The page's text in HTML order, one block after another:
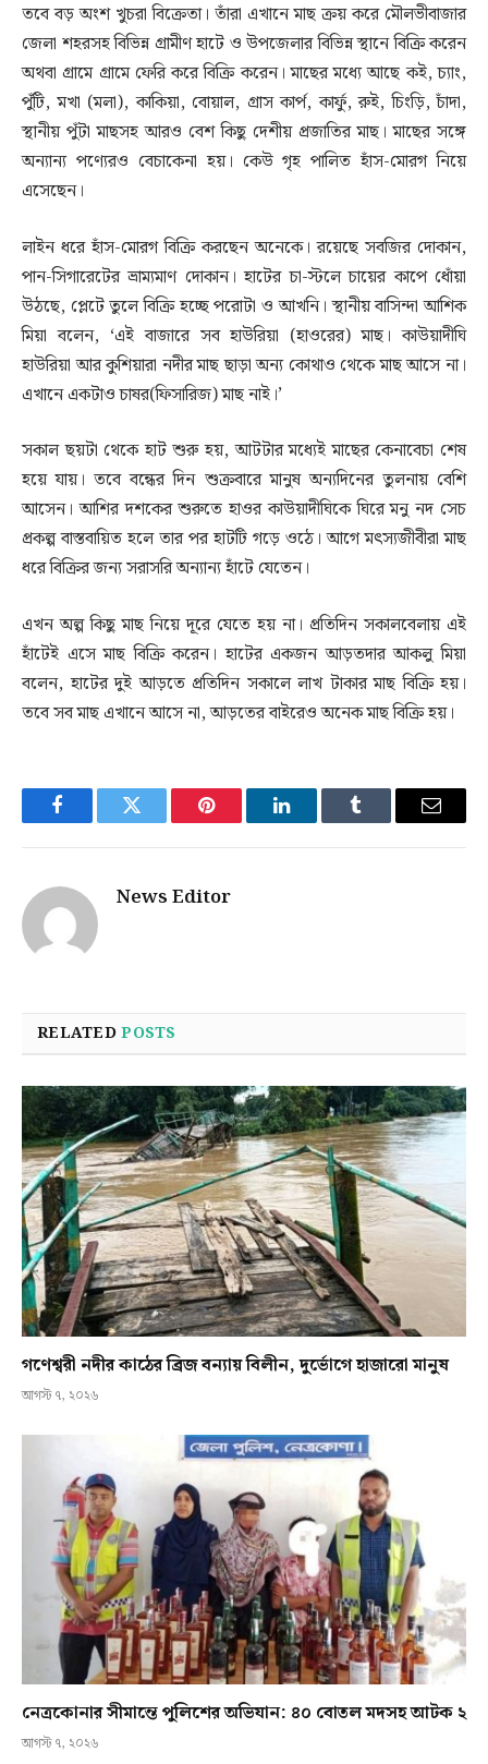
তবে বড় অংশ খুচরা বিক্রেতা। তাঁরা এখানে মাছ ক্রয় করে মৌলভীবাজার
জেলা শহরসহ বিভিন্ন গ্রামীণ হাটে ও উপজেলার বিভিন্ন স্থানে বিক্রি করেন
অথবা গ্রামে গ্রামে ফেরি করে বিক্রি করেন। মাছের মধ্যে আছে কই, চ্যাং,
পুঁটি, মখা (মলা), কাকিয়া, বোয়াল, গ্রাস কার্প, কার্ফু, রুই, চিংড়ি, চাঁদা,
স্থানীয় পুঁটা মাছসহ আরও বেশ কিছু দেশীয় প্রজাতির মাছ। মাছের সঙ্গে
অন্যান্য পণ্যেরও বেচাকেনা হয়। কেউ গৃহ পালিত হাঁস-মোরগ নিয়ে
এসেছেন।
লাইন ধরে হাঁস-মোরগ বিক্রি করছেন অনেকে। রয়েছে সবজির দোকান,
পান-সিগারেটের ভ্রাম্যমাণ দোকান। হাটের চা-স্টলে চায়ের কাপে ধোঁয়া
উঠছে, প্লেটে তুলে বিক্রি হচ্ছে পরোটা ও আখনি। স্থানীয় বাসিন্দা আশিক
মিয়া বলেন, ‘এই বাজারে সব হাউরিয়া (হাওরের) মাছ। কাউয়াদীঘি
হাউরিয়া আর কুশিয়ারা নদীর মাছ ছাড়া অন্য কোথাও থেকে মাছ আসে না।
এখানে একটাও চাষর(ফিসারিজ) মাছ নাই।’
সকাল ছয়টা থেকে হাট শুরু হয়, আটটার মধ্যেই মাছের কেনাবেচা শেষ
হয়ে যায়। তবে বন্ধের দিন শুক্রবারে মানুষ অন্যদিনের তুলনায় বেশি
আসেন। আশির দশকের শুরুতে হাওর কাউয়াদীঘিকে ঘিরে মনু নদ সেচ
প্রকল্প বাস্তবায়িত হলে তার পর হাটটি গড়ে ওঠে। আগে মৎস্যজীবীরা মাছ
ধরে বিক্রির জন্য সরাসরি অন্যান্য হাঁটে যেতেন।
এখন অল্প কিছু মাছ নিয়ে দূরে যেতে হয় না। প্রতিদিন সকালবেলায় এই
হাঁটেই এসে মাছ বিক্রি করেন। হাটের একজন আড়তদার আকলু মিয়া
বলেন, হাটের দুই আড়তে প্রতিদিন সকালে লাখ টাকার মাছ বিক্রি হয়।
তবে সব মাছ এখানে আসে না, আড়তের বাইরেও অনেক মাছ বিক্রি হয়।
FacebookTwitter Pinterest LinkedInTumblr Email
News Editor
RELATEDPOSTS
গণেশ্বরী নদীর কাঠের ব্রিজ বন্যায় বিলীন, দুর্ভোগে হাজারো মানুষ
আগস্ট ৭, ২০২৬
নেত্রকোনার সীমান্তে পুলিশের অভিযান: ৪০ বোতল মদসহ আটক ২
আগস্ট ৭, ২০২৬